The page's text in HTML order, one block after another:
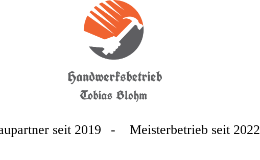
seit 2019 - Meisterbetrieb seit 2022